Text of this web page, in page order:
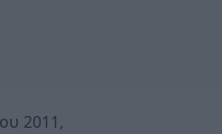
2011,